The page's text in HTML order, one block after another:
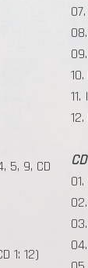
5, 9, CD
1: 12)